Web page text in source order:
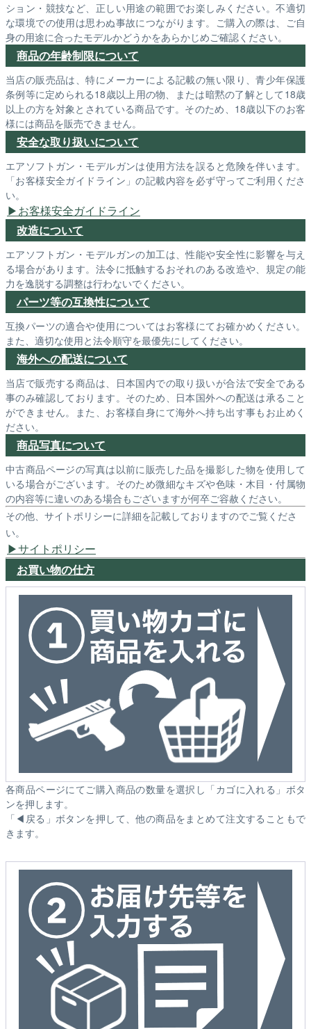
ション・競技など、正しい用途の範囲でお楽しみください。不適切
な環境での使用は思わぬ事故につながります。ご購入の際は、ご自
身の用途に合ったモデルかどうかをあらかじめご確認ください。
商品の年齢制限について
当店の販売品は、特にメーカーによる記載の無い限り、青少年保護
条例等に定められる18歳以上用の物、または暗黙の了解として18歳
以上の方を対象とされている商品です。そのため、18歳以下のお客
様には商品を販売できません。
安全な取り扱いについて
エアソフトガン・モデルガンは使用方法を誤ると危険を伴います。
「お客様安全ガイドライン」の記載内容を必ず守ってご利用くださ
い。
お客様安全ガイドライン
改造について
エアソフトガン・モデルガンの加工は、性能や安全性に影響を与え
る場合があります。法令に抵触するおそれのある改造や、規定の能
力を逸脱する調整は行わないでください。
パーツ等の互換性について
互換パーツの適合や使用についてはお客様にてお確かめください。
また、適切な使用と法令順守を最優先にしてください。
海外への配送について
当店で販売する商品は、日本国内での取り扱いが合法で安全である
事のみ確認しております。そのため、日本国外への配送は承ること
ができません。また、お客様自身にて海外へ持ち出す事もお止めく
ださい。
商品写真について
中古商品ページの写真は以前に販売した品を撮影した物を使用して
いる場合がございます。そのため微細なキズや色味・木目・付属物
の内容等に違いのある場合もございますが何卒ご容赦ください。
その他、サイトポリシーに詳細を記載しておりますのでご覧くださ
い。
サイトポリシー
お買い物の仕方
各商品ページにてご購入商品の数量を選択し「カゴに入れる」ボタ
ンを押します。
「◀戻る」ボタンを押して、他の商品をまとめて注文することもで
きます。